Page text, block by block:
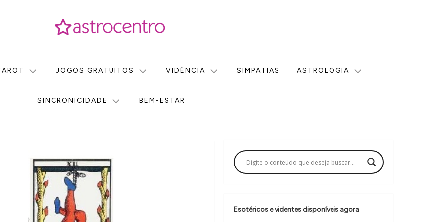
JOGOS GRATUITOS VIDÊNCIA SIMPATIAS ASTROLOGIA
SINCRONICIDADE BEM-ESTAR
Esotéricos e videntes disponíveis agora